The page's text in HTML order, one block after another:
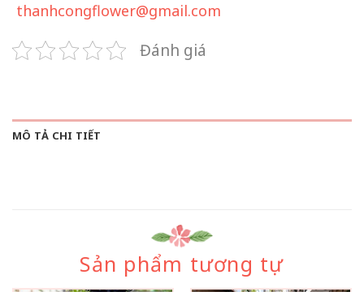
thanhcongflower@gmail.com
Đánh giá
MÔ TẢ CHI TIẾT
Sản phẩm tương tự